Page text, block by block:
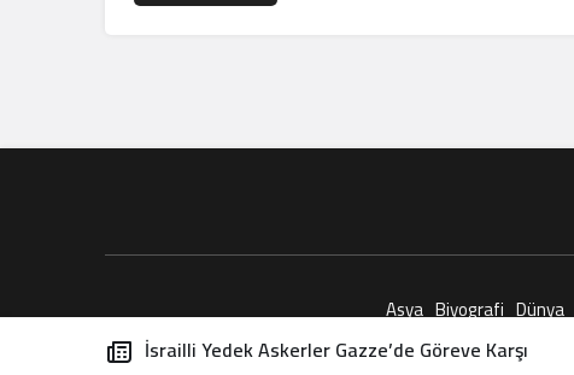
İsrailli Yedek Askerler Gazze’de Göreve Karşı
Asya Biyografi Dünya